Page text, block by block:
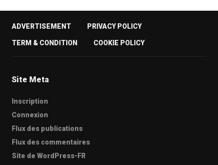
ADVERTISEMENT PRIVACY POLICY
TERM & CONDITION COOKIE POLICY
Site Meta
Inscription
Connexion
Flux des publications
Flux des commentaires
Site de WordPress-FR